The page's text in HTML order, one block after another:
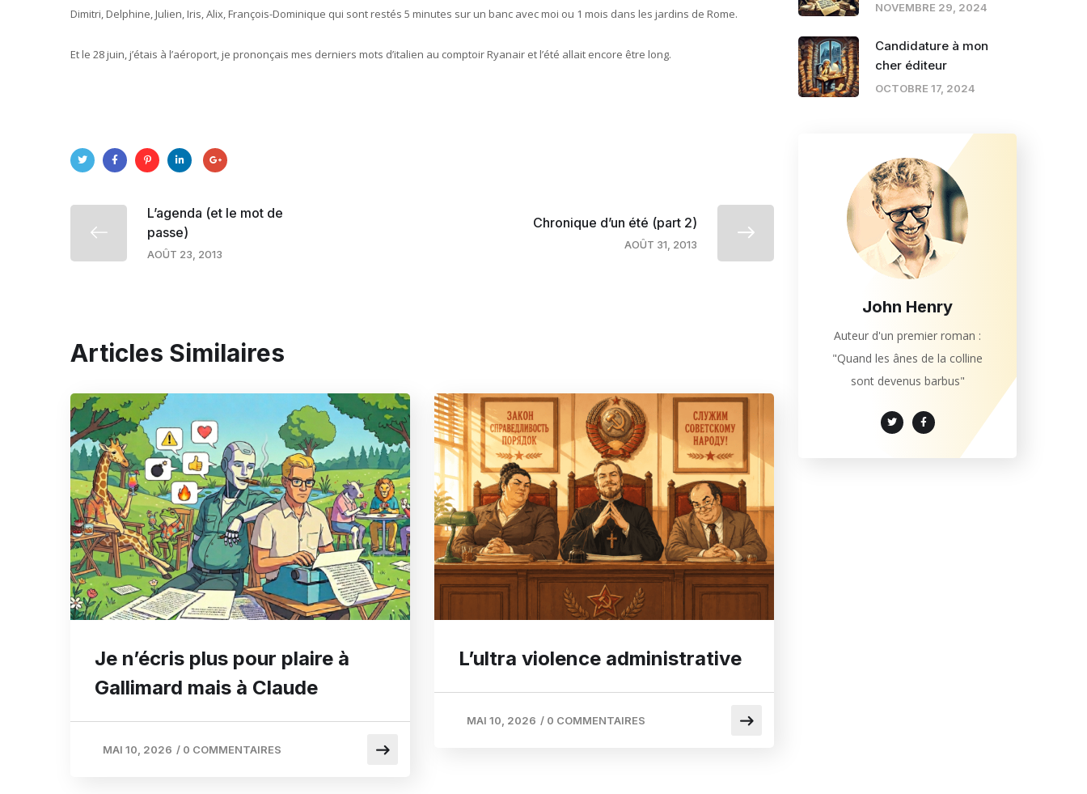
Dimitri, Delphine, Julien, Iris, Alix, François-Dominique qui sont restés 5 minutes sur un banc avec moi ou 1 mois dans les jardins de Rome.
Et le 28 juin, j’étais à l’aéroport, je prononçais mes derniers mots d’italien au comptoir Ryanair et l’été allait encore être long.
L’agenda (et le mot de
passe)
AOÛT 23, 2013
Chronique d’un été (part 2)
AOÛT 31, 2013
Articles Similaires
Je n’écris plus pour plaire à
Gallimard mais à Claude
MAI 10, 2026 / 0 COMMENTAIRES
L’ultra violence administrative
MAI 10, 2026 / 0 COMMENTAIRES
NOVEMBRE 29, 2024
Candidature à mon
cher éditeur
OCTOBRE 17, 2024
John Henry
Auteur d'un premier roman :
"Quand les ânes de la colline
sont devenus barbus"